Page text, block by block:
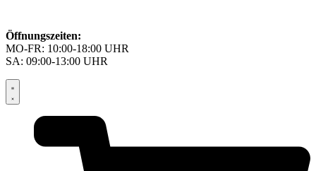
Öffnungszeiten:
MO-FR: 10:00-18:00 UHR
SA: 09:00-13:00 UHR